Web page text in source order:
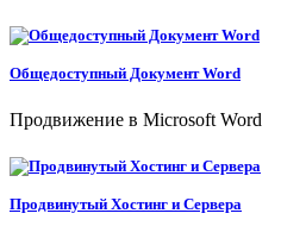
Общедоступный Документ Word
Продвижение в Microsoft Word
Продвинутый Хостинг и Сервера